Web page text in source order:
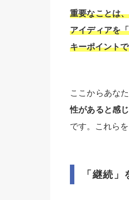
重要なことは
アイディアを
キーポイント
ここからあな
性があると感
です。これら
「継続